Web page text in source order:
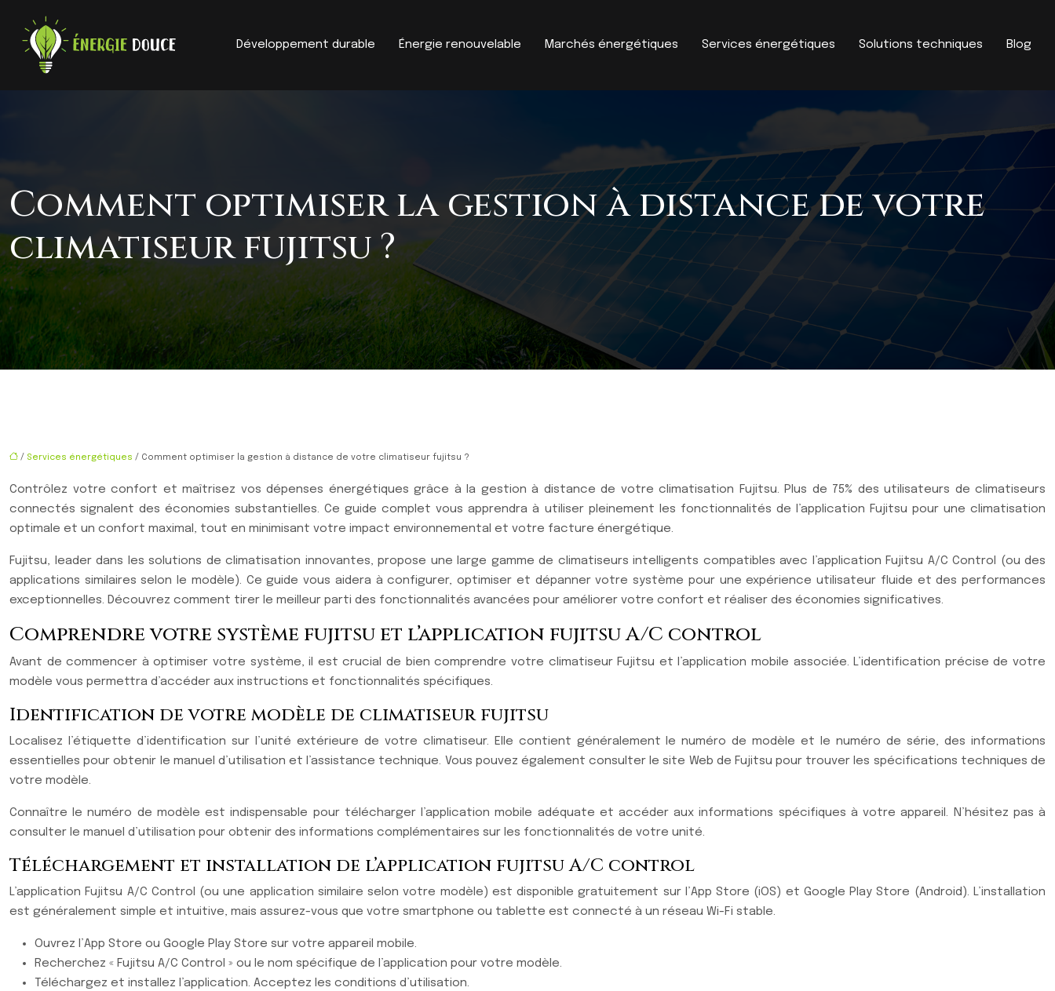
Développement durable Énergie renouvelable Marchés énergétiques Services énergétiques Solutions techniques Blog
Comment optimiser la gestion à distance de votre
climatiseur fujitsu ?
/ Services énergétiques / Comment optimiser la gestion à distance de votre climatiseur fujitsu ?
Contrôlez votre confort et maîtrisez vos dépenses énergétiques grâce à la gestion à distance de votre climatisation Fujitsu. Plus de 75% des utilisateurs de climatiseurs
connectés signalent des économies substantielles. Ce guide complet vous apprendra à utiliser pleinement les fonctionnalités de l’application Fujitsu pour une climatisation
optimale et un confort maximal, tout en minimisant votre impact environnemental et votre facture énergétique.
Fujitsu, leader dans les solutions de climatisation innovantes, propose une large gamme de climatiseurs intelligents compatibles avec l’application Fujitsu A/C Control (ou des
applications similaires selon le modèle). Ce guide vous aidera à configurer, optimiser et dépanner votre système pour une expérience utilisateur fluide et des performances
exceptionnelles. Découvrez comment tirer le meilleur parti des fonctionnalités avancées pour améliorer votre confort et réaliser des économies significatives.
Comprendre votre système fujitsu et l’application fujitsu A/C control
Avant de commencer à optimiser votre système, il est crucial de bien comprendre votre climatiseur Fujitsu et l’application mobile associée. L’identification précise de votre
modèle vous permettra d’accéder aux instructions et fonctionnalités spécifiques.
Identification de votre modèle de climatiseur fujitsu
Localisez l’étiquette d’identification sur l’unité extérieure de votre climatiseur. Elle contient généralement le numéro de modèle et le numéro de série, des informations
essentielles pour obtenir le manuel d’utilisation et l’assistance technique. Vous pouvez également consulter le site Web de Fujitsu pour trouver les spécifications techniques de
votre modèle.
Connaître le numéro de modèle est indispensable pour télécharger l’application mobile adéquate et accéder aux informations spécifiques à votre appareil. N’hésitez pas à
consulter le manuel d’utilisation pour obtenir des informations complémentaires sur les fonctionnalités de votre unité.
Téléchargement et installation de l’application fujitsu A/C control
L’application Fujitsu A/C Control (ou une application similaire selon votre modèle) est disponible gratuitement sur l’App Store (iOS) et Google Play Store (Android). L’installation
est généralement simple et intuitive, mais assurez-vous que votre smartphone ou tablette est connecté à un réseau Wi-Fi stable.
Ouvrez l’App Store ou Google Play Store sur votre appareil mobile.
Recherchez « Fujitsu A/C Control » ou le nom spécifique de l’application pour votre modèle.
Téléchargez et installez l’application. Acceptez les conditions d’utilisation.